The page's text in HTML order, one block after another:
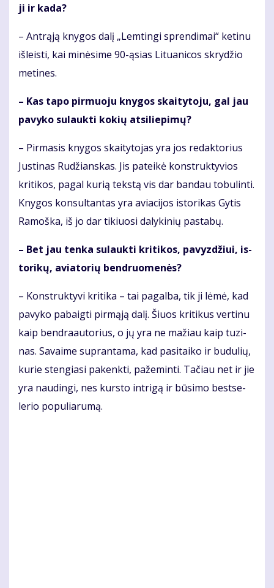
ji ir ka­da?
– Ant­rą­ją kny­gos da­lį „Lem­tin­gi spren­di­mai“ ke­ti­nu
iš­leis­ti, kai mi­nė­si­me 90-ąsias Li­tu­a­ni­cos skry­džio
me­ti­nes.
– Kas ta­po pir­muo­ju kny­gos skai­ty­to­ju, gal jau
pa­vy­ko su­lauk­ti ko­kių at­si­lie­pi­mų?
– Pir­ma­sis kny­gos skai­ty­to­jas yra jos re­dak­to­rius
Jus­ti­nas Ru­džians­kas. Jis pa­tei­kė kon­struk­ty­vios
kri­ti­kos, pa­gal ku­rią teks­tą vis dar ban­dau to­bu­lin­ti.
Kny­gos kon­sul­tan­tas yra avia­ci­jos is­to­ri­kas Gy­tis
Ra­moš­ka, iš jo dar ti­kiuo­si da­ly­ki­nių pa­sta­bų.
– Bet jau ten­ka su­lauk­ti kri­ti­kos, pa­vyz­džiui, is­
to­ri­kų, avia­to­rių ben­druo­me­nės?
– Kon­struk­ty­vi kri­ti­ka – tai pa­gal­ba, tik ji lė­mė, kad
pa­vy­ko pa­baig­ti pir­mą­ją da­lį. Šiuos kri­ti­kus ver­ti­nu
kaip ben­dra­au­to­rius, o jų yra ne ma­žiau kaip tu­zi­
nas. Sa­vai­me su­pran­ta­ma, kad pa­si­tai­ko ir bu­du­lių,
ku­rie sten­gia­si pa­kenk­ti, pa­že­min­ti. Ta­čiau net ir jie
yra nau­din­gi, nes kurs­to in­tri­gą ir bū­si­mo best­se­
lerio po­pu­lia­ru­mą.